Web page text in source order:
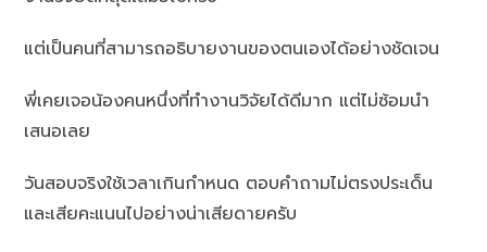
แต่เป็นคนที่สามารถอธิบายงานของตนเองได้อย่างชัดเจน
พี่เคยเจอน้องคนหนึ่งที่ทำงานวิจัยได้ดีมาก แต่ไม่ซ้อมนำ
เสนอเลย
วันสอบจริงใช้เวลาเกินกำหนด ตอบคำถามไม่ตรงประเด็น
และเสียคะแนนไปอย่างน่าเสียดายครับ